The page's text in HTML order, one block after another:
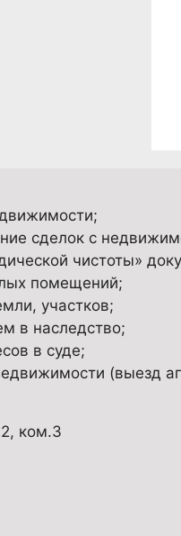
сделок с
чистоты»
помещений;
участков;
в наследство;
в суде;
(выезд
ком.3